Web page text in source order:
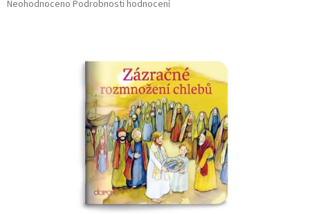
Průměrné
Neohodnoceno Podrobnosti hodnocení